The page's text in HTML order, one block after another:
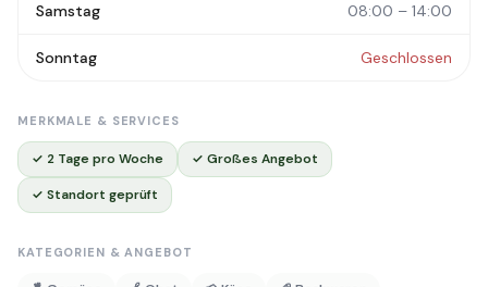
Samstag 08:00 – 14:00
Sonntag Geschlossen
MERKMALE & SERVICES
✓ 2 Tage pro Woche ✓ Großes Angebot
✓ Standort geprüft
KATEGORIEN & ANGEBOT